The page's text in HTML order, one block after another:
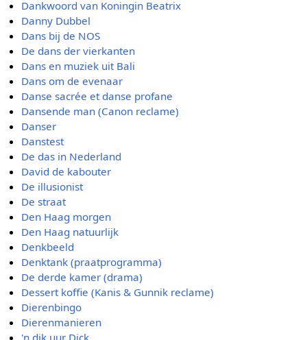
Dankwoord van Koningin Beatrix
Danny Dubbel
Dans bij de NOS
De dans der vierkanten
Dans en muziek uit Bali
Dans om de evenaar
Danse sacrée et danse profane
Dansende man (Canon reclame)
Danser
Danstest
De das in Nederland
David de kabouter
De illusionist
De straat
Den Haag morgen
Den Haag natuurlijk
Denkbeeld
Denktank (praatprogramma)
De derde kamer (drama)
Dessert koffie (Kanis & Gunnik reclame)
Dierenbingo
Dierenmanieren